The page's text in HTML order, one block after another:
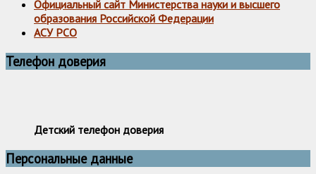
Официальный сайт Министерства науки и высшего
образования Российской Федерации
АСУ РСО
Телефон доверия
Детский телефон доверия
Персональные данные